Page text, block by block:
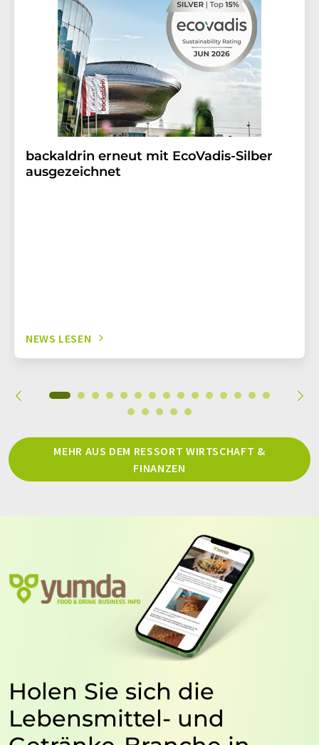
backaldrin erneut mit EcoVadis-Silber
ausgezeichnet
NEWS LESEN
MEHR AUS DEM RESSORT WIRTSCHAFT &
FINANZEN
Holen Sie sich die
Lebensmittel- und